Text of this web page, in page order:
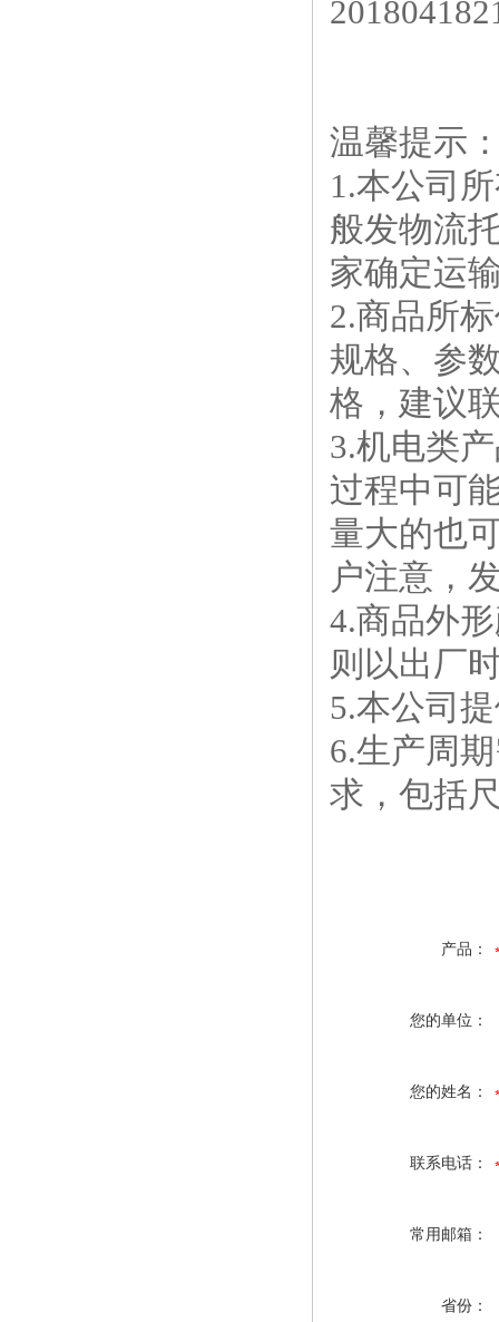
温馨提示
1.本公司
般发物流
家确定运
2.商品所
规格、参
格，建议
3.机电类
过程中可
量大的也
户注意，
4.商品外
则以出厂
5.本公司
6.生产周
求，包括
产品：
您的单位：
您的姓名：
联系电话：
常用邮箱：
省份：